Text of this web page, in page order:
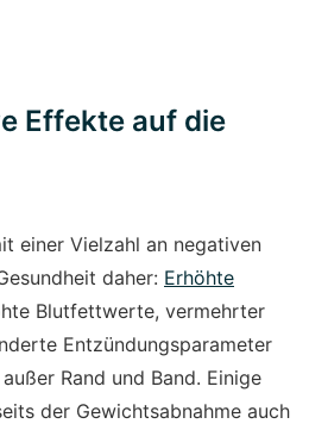
Effekte auf die
einer Vielzahl an negativen
daher: Erhöhte
Blutfettwerte, vermehrter
Entzündungsparameter
Rand und Band. Einige
der Gewichtsabnahme auch